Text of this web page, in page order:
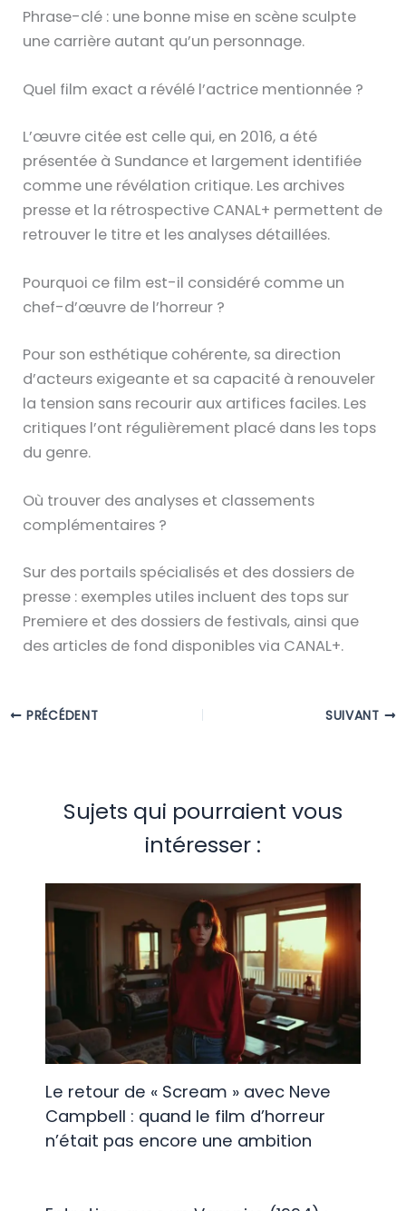
Phrase-clé : une bonne mise en scène sculpte
une carrière autant qu’un personnage.
Quel film exact a révélé l’actrice mentionnée ?
L’œuvre citée est celle qui, en 2016, a été
présentée à Sundance et largement identifiée
comme une révélation critique. Les archives
presse et la rétrospective CANAL+ permettent de
retrouver le titre et les analyses détaillées.
Pourquoi ce film est-il considéré comme un
chef-d’œuvre de l’horreur ?
Pour son esthétique cohérente, sa direction
d’acteurs exigeante et sa capacité à renouveler
la tension sans recourir aux artifices faciles. Les
critiques l’ont régulièrement placé dans les tops
du genre.
Où trouver des analyses et classements
complémentaires ?
Sur des portails spécialisés et des dossiers de
presse : exemples utiles incluent des tops sur
Premiere et des dossiers de festivals, ainsi que
des articles de fond disponibles via CANAL+.
PRÉCÉDENT SUIVANT
Sujets qui pourraient vous
intéresser :
Le retour de « Scream » avec Neve
Campbell : quand le film d’horreur
n’était pas encore une ambition